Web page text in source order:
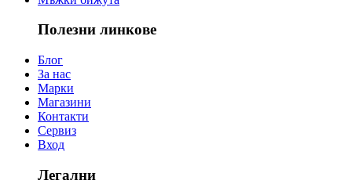
Полезни линкове
Блог
За нас
Марки
Магазини
Контакти
Сервиз
Вход
Легални